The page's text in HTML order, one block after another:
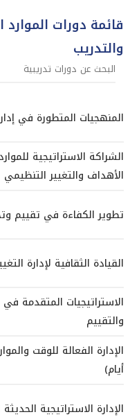
قائمة دورات
والتدريب
المنهجيات المتطورة في
الشراكة الاستراتيجية
الأهداف والتغيير التنظيمي
تطوير الكفاءة في تقييم
القيادة الثقافية لإدارة
الاستراتيجيات المتقدمة في
والتقييم
أيام)
الإدارة الاستراتيجية